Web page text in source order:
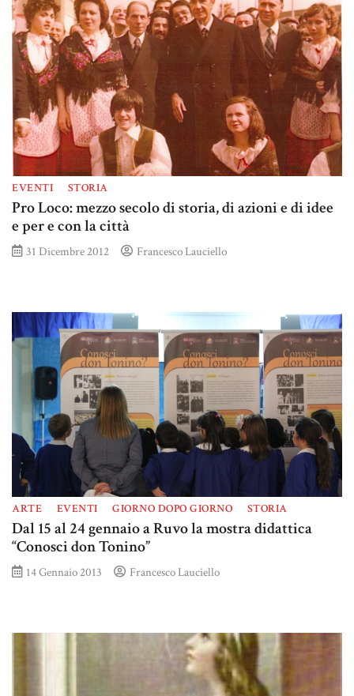
EVENTI STORIA
Pro Loco: mezzo secolo di storia, di azioni e di idee
e per e con la città
31 Dicembre 2012 Francesco Lauciello
ARTE EVENTI GIORNO DOPO GIORNO STORIA
Dal 15 al 24 gennaio a Ruvo la mostra didattica
“Conosci don Tonino”
14 Gennaio 2013 Francesco Lauciello